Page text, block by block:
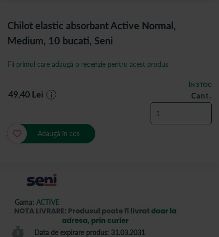
Gama: ACTIVE
Data de expirare produs: 31.03.2031
Chilot elastic absorbant Active Normal,
Medium, 10 bucati, Seni
ÎN STOC
Fii primul care adaugă o recenzie pentru acest produs
49,40 Lei i Cant.
Adaugă în coș